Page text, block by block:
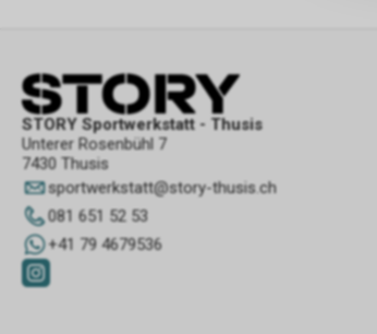
STORY Sportwerkstatt - Thusis
Unterer Rosenbühl 7
7430 Thusis
sportwerkstatt@story-thusis.ch
081 651 52 53
+41 79 4679536